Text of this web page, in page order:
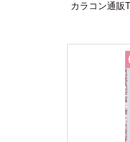
カラコン通販